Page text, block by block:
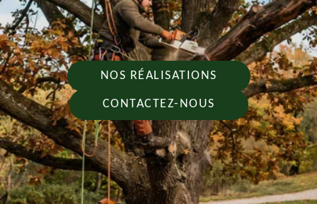
NOS RÉALISATIONS
CONTACTEZ-NOUS